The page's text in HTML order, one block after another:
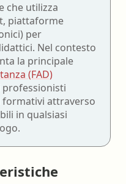
che utilizza
piattaforme
per
Nel contesto
la principale
(FAD)
professionisti
attraverso
in qualsiasi